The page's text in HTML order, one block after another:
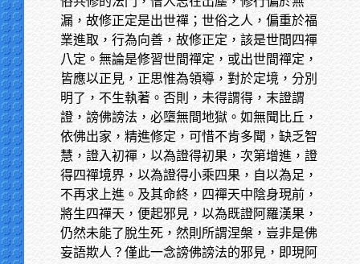
漏，故修正定是出世禪；世俗之人，偏重於福
業進取，行為向善，故修正定，該是世間四禪
八定。無論是修習世間禪定，或出世間禪定，
皆應以正見，正思惟為領導，對於定境，分別
明了，不生執著。否則，未得謂得，末證謂
證，謗佛謗法，必墮無間地獄。如無聞比丘，
依佛出家，精進修定，可惜不肯多聞，缺乏智
慧，證入初禪，以為證得初果，次第增進，證
得四禪境界，以為證得小乘四果，自以為足，
不再求上進。及其命終，四禪天中陰身現前，
將生四禪天，便起邪見，以為既證阿羅漢果，
仍然未能了脫生死，然則所謂涅槃，豈非是佛
妄語欺人？僅此一念謗佛謗法的邪見，即現阿